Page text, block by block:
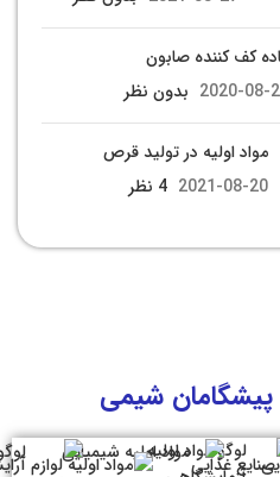
کف کننده صابون
2020-08- بدون نظر
مواد اولیه در تولید قرص
2021-08-20 4 نظر
شیمی